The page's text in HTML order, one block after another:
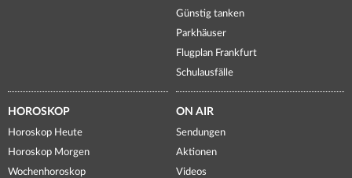
Günstig tanken
Parkhäuser
Flugplan Frankfurt
Schulausfälle
HOROSKOP
Horoskop Heute
Horoskop Morgen
Wochenhoroskop
ON AIR
Sendungen
Aktionen
Videos